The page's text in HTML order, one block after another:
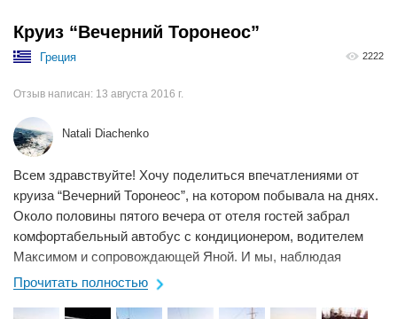
Круиз “Вечерний Торонеос”
Греция 2222
Отзыв написан: 13 августа 2016 г.
Natali Diachenko
Всем здравствуйте! Хочу поделиться впечатлениями от
круиза “Вечерний Торонеос”, на котором побывала на днях.
Около половины пятого вечера от отеля гостей забрал
комфортабельный автобус с кондиционером, водителем
Максимом и сопровождающей Яной. И мы, наблюдая
красивые морские виды, ...
Прочитать полностью